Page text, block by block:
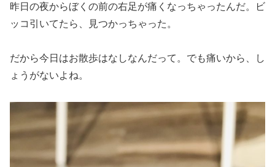
昨日の夜からぼくの前の右足が痛くなっちゃったんだ。ビ
ッコ引いてたら、見つかっちゃった。
だから今日はお散歩はなしなんだって。でも痛いから、し
ょうがないよね。